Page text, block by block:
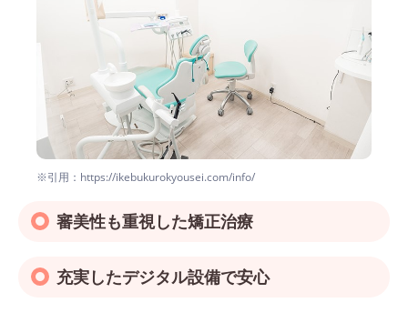
※引用：https://ikebukurokyousei.com/info/
審美性も重視した矯正治療
充実したデジタル設備で安心